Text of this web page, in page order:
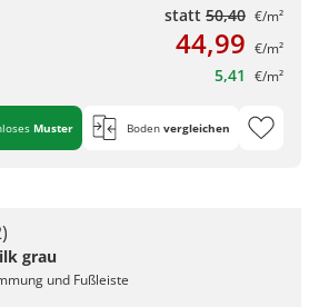
statt 50,40 €/m²
44,99 €/m²
5,41 €/m²
Muster Boden vergleichen
grau
und Fußleiste